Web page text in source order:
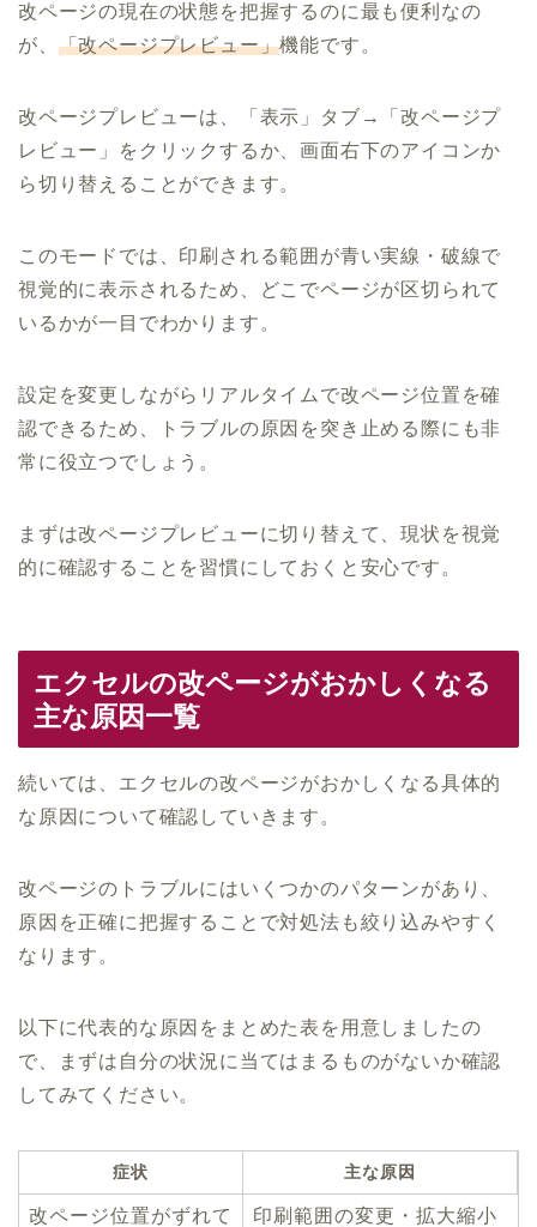
改ページの現在の状態を把握するのに最も便利なの
が、 「改ページプレビュー」機能です。
改ページプレビューは、「表示」タブ→「改ページプ
レビュー」をクリックするか、画面右下のアイコンか
ら切り替えることができます。
このモードでは、印刷される範囲が青い実線・破線で
視覚的に表示されるため、どこでページが区切られて
いるかが一目でわかります。
設定を変更しながらリアルタイムで改ページ位置を確
認できるため、トラブルの原因を突き止める際にも非
常に役立つでしょう。
まずは改ページプレビューに切り替えて、現状を視覚
的に確認することを習慣にしておくと安心です。
エクセルの改ページがおかしくなる
主な原因一覧
続いては、エクセルの改ページがおかしくなる具体的
な原因について確認していきます。
改ページのトラブルにはいくつかのパターンがあり、
原因を正確に把握することで対処法も絞り込みやすく
なります。
以下に代表的な原因をまとめた表を用意しましたの
で、まずは自分の状況に当てはまるものがないか確認
してみてください。
症状 主な原因
改ページ位置がずれて
印刷範囲の変更・拡大縮小